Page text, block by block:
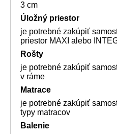
3 cm
Úložný priestor
je potrebné zakúpiť
priestor MAXI alebo
Rošty
je potrebné zakúpiť
v ráme
Matrace
je potrebné zakúpiť
typy matracov
Balenie